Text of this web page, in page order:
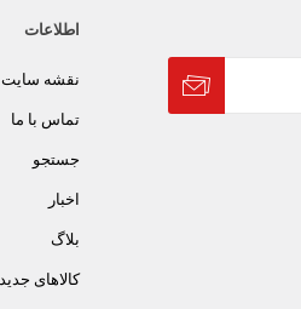
اطلاعات
نقشه سایت
تماس با ما
جستجو
اخبار
بلاگ
کالاهای جدید